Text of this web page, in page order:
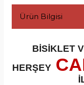
Ürün Bilgisi
BİSİKLET
HERŞEY